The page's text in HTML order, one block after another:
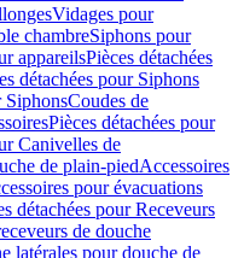
Vidages pour
chambreSiphons pour
appareilsPièces détachées
détachées pour Siphons
SiphonsCoudes de
Pièces détachées pour
Canivelles de
de plain-piedAccessoires
pour évacuations
détachées pour Receveurs
de douche
latérales pour douche de